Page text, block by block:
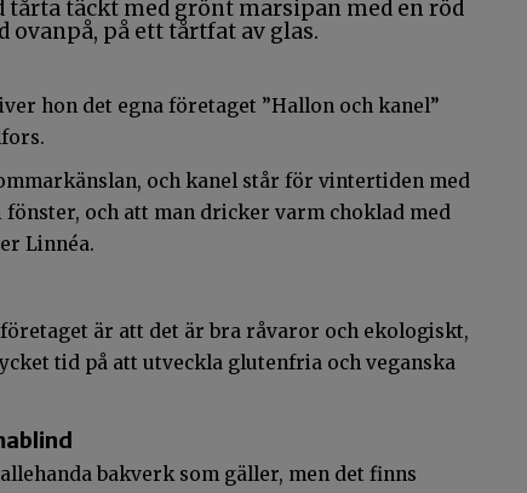
hon det egna företaget ”Hallon och kanel”
och kanel står för vintertiden med
och att man dricker varm choklad med
Linnéa.
är att det är bra råvaror och ekologiskt,
tid på att utveckla glutenfria och veganska
bakverk som gäller, men det finns